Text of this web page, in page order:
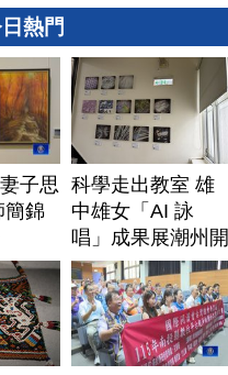
熱門
子思
簡錦
科學走出教室 雄
中雄女「AI 詠
唱」成果展潮州開
展